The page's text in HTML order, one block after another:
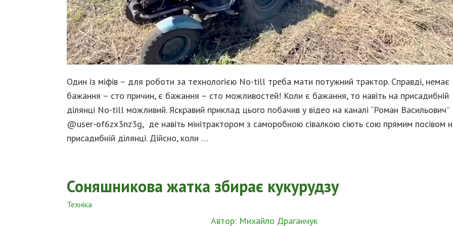
Один із міфів – для роботи за технологією No-till треба мати потужний трактор. Справді, немає
бажання – сто причин, є бажання – сто можливостей! Коли є бажання, то навіть на присадибній
ділянці No-till можливий. Яскравий приклад цього побачив у відео на каналі “Роман Васильович”
@user-of6zx3nz3g, де навіть мінітрактором з саморобною сівалкою сіють сою прямим посівом
присадибній ділянці. Дійсно, коли …
Соняшникова жатка збирає кукурудзу
Техніка
Автор: Михайло Драганчук